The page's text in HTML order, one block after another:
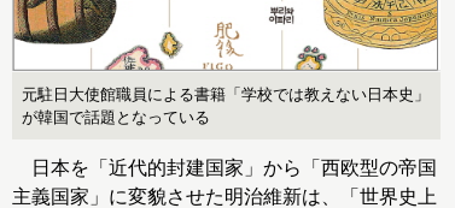
元駐日大使館職員による書籍「学校では教えない日本史」
が韓国で話題となっている
日本を「近代的封建国家」から「西欧型の帝国
主義国家」に変貌させた明治維新は、「世界史上